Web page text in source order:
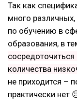
Так как
много
по обучению в
образования, в
количества
не приходится –
практически нет